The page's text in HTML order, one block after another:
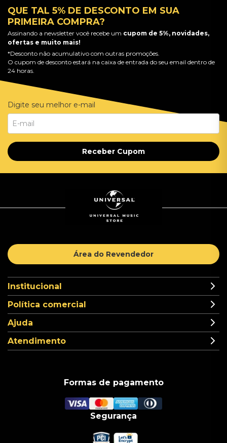
QUE TAL 5% DE DESCONTO EM SUA
PRIMEIRA COMPRA?
Assinando a newsletter você recebe um cupom de 5%, novidades,
ofertas e muito mais!
*Desconto não acumulativo com outras promoções.
O cupom de desconto estará na caixa de entrada do seu email dentro de
24 horas.
Digite seu melhor e-mail
Receber Cupom
Área do Revendedor
Institucional
Política comercial
Ajuda
Atendimento
Formas de pagamento
Segurança